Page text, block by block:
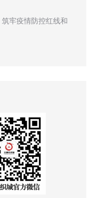
牢疫情防控红线和